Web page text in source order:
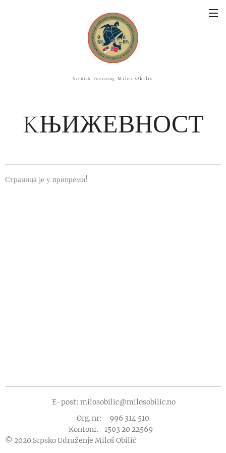
Serbisk Forening Milos Obili c
KЊИЖЕВНОСТ
Страница је у припреми!
E-post: milosobilic@milosobilic.no
Org. nr: 996 314 510
Kontonr. 1503 20 22569
© 2020 Srpsko Udruženje Miloš Obilić